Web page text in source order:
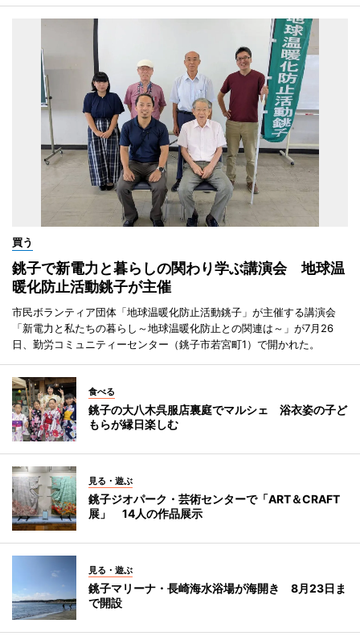
買う
銚子で新電力と暮らしの関わり学ぶ講演会 地球温
暖化防止活動銚子が主催
市民ボランティア団体「地球温暖化防止活動銚子」が主催する講演会
「新電力と私たちの暮らし～地球温暖化防止との関連は～」が7月26
日、勤労コミュニティーセンター（銚子市若宮町1）で開かれた。
食べる
銚子の大八木呉服店裏庭でマルシェ 浴衣姿の子ど
もらが縁日楽しむ
見る・遊ぶ
銚子ジオパーク・芸術センターで「ART＆CRAFT
展」 14人の作品展示
見る・遊ぶ
銚子マリーナ・長崎海水浴場が海開き 8月23日ま
で開設